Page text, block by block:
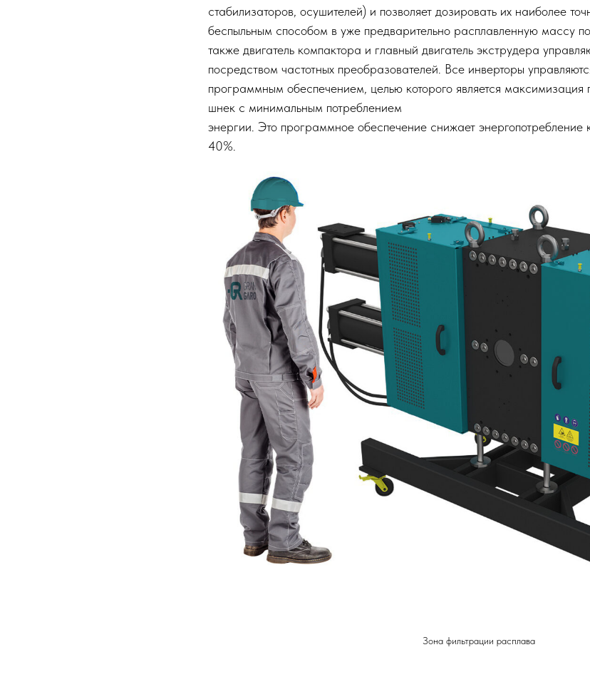
стабилизаторов, осушителей) и позволяет дозировать их наиболее
беспыльным способом в уже предварительно расплавленную массу
также двигатель компактора и главный двигатель экструдера
посредством частотных преобразователей. Все инверторы
программным обеспечением, целью которого является
шнек с минимальным потреблением
энергии. Это программное обеспечение снижает энергопотребление
40%.
Зона фильтрации расплава